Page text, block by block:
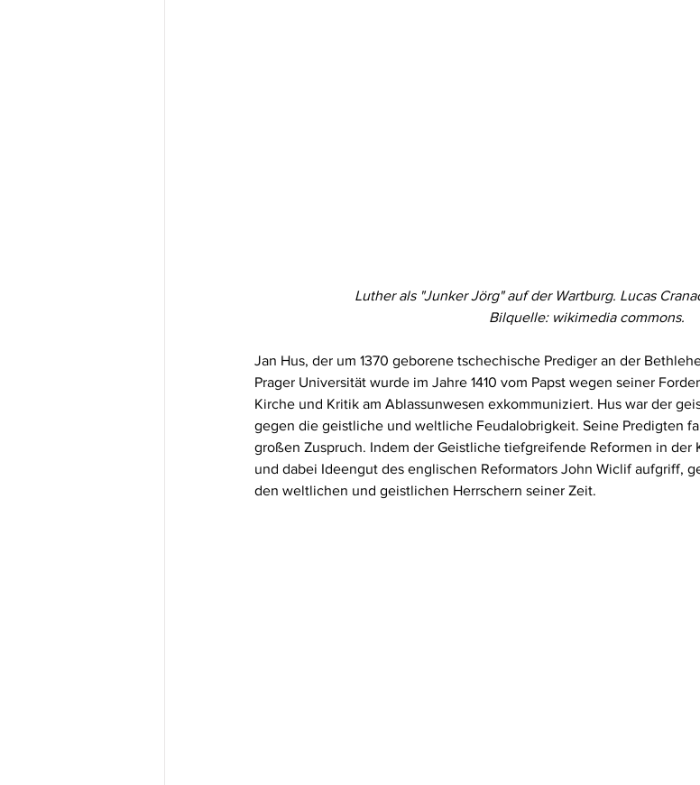
Luther als "Junker Jörg" auf der Wartburg. Lucas
Bilquelle: wikimedia commons.
Jan Hus, der um 1370 geborene tschechische Prediger an der
Prager Universität wurde im Jahre 1410 vom Papst wegen seiner
Kirche und Kritik am Ablassunwesen exkommuniziert. Hus war der
gegen die geistliche und weltliche Feudalobrigkeit. Seine Predigten
großen Zuspruch. Indem der Geistliche tiefgreifende Reformen in der
und dabei Ideengut des englischen Reformators John Wiclif aufgriff,
den weltlichen und geistlichen Herrschern seiner Zeit.